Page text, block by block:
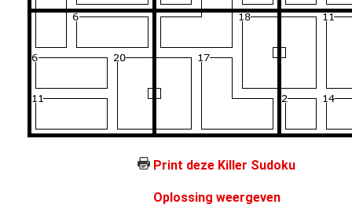
Print deze Killer Sudoku
Oplossing weergeven